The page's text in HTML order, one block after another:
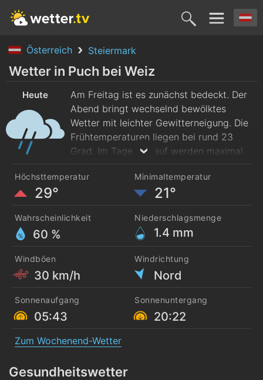
Österreich Steiermark
Heute
7. Aug.
Morgen
8. Aug.
Sonntag
9. Aug. 10. Aug. 11. Aug.
Wetter in Puch bei Weiz
Heute
Am Freitag ist es zunächst bedeckt. Der
Abend bringt wechselnd bewölktes
Wetter mit leichter Gewitterneigung. Die
Frühtemperaturen liegen bei rund 23
Grad. Im Tagesverlauf werden maximal
aus Nord.
Höchsttemperatur
29°
Minimaltemperatur
21°
Wahrscheinlichkeit
60 %
Niederschlagsmenge
1.4 mm
Windböen
30 km/h
Windrichtung
Nord
Sonnenaufgang
05:43
Sonnenuntergang
20:22
Zum Wochenend-Wetter
Gesundheitswetter